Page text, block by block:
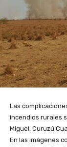
Las
incendios rurales
Miguel, Curuzú
En las imágenes